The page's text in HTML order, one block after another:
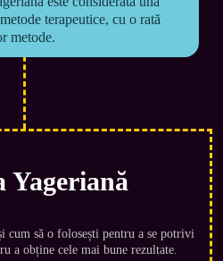
terapeutice, cu o rată
metode.
Yageriană
cum să o folosești pentru a se potrivi
a obține cele mai bune rezultate.